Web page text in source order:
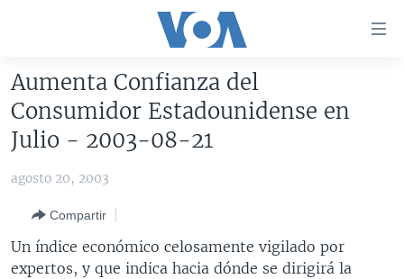
accesibilidad
contenido
Salte
principal
Salte
AMÉRICA DEL NORTE
EEUU
ELECCIONES EEUU 2024
VOA VERIFICA INMIGRACIÓN
VOA VERIFICA AMÉRICA LATINA
ARGENTINA
BOLIVIA
CHINA EN AMÉRICA LATINA
CENTROAMÉRICA
Aumenta Confianza del
Consumidor Estadounidense en
Julio - 2003-08-21
agosto 20, 2003
Compartir
Un índice económico celosamente vigilado por
expertos, y que indica hacia dónde se dirigirá la